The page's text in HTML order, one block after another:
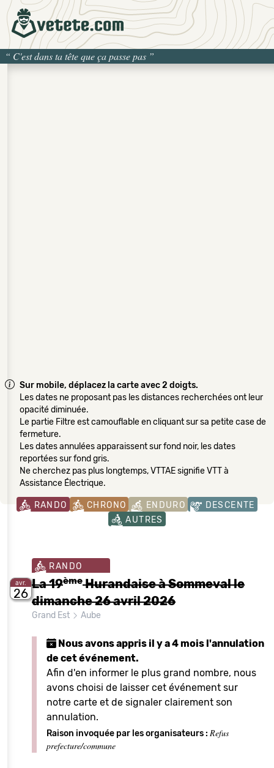
“ C'est dans ta tête que ça passe pas ”
Sur mobile, déplacez la carte avec 2 doigts.
Les dates ne proposant pas les distances recherchées ont leur
opacité diminuée.
Le partie Filtre est camouflable en cliquant sur sa petite case de
fermeture.
Les dates annulées apparaissent sur fond noir, les dates
reportées sur fond gris.
Ne cherchez pas plus longtemps, VTTAE signifie VTT à
Assistance Électrique.
RANDO CHRONO ENDURO
DESCENTE
AUTRES
avr.
26
RANDO
La 19èmeHurandaise à Sommeval le
dimanche 26 avril 2026
Grand Est Aube
Nous avons appris il y a 4 mois l'annulation
de cet événement.
Afin d'en informer le plus grand nombre, nous
avons choisi de laisser cet événement sur
notre carte et de signaler clairement son
annulation.
Raison invoquée par les organisateurs : Refus
prefecture/commune